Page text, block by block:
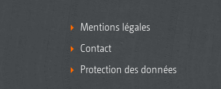
Mentions légales
Contact
Protection des données